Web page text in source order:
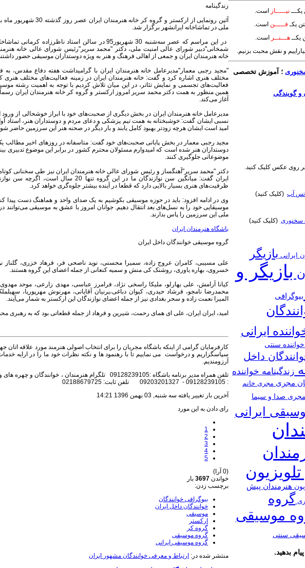
زندگینامه
آئین رونمایی از ارکستر و
ملی در تماشاخانه ایرانشهر برگزار شد.
در این مراسم که عصر سه‌شنبه 30 شهریور95 در سالن استاد
شمخانی"دبیر شورای عالی امنیت ملی، دکتر "محمد سریر"رئیس شورای عالی خانه
خانه هنرمندان ایران و جمعی از اهالی فرهنگ و هنر به ویژه دوستداران موسیقی حضور
"مجید رجبی معمار"مدیرعامل خانه هنرمندان ایران با گرامیداشت هفته دفاع مقدس، به
مختلف هنری اشاره کرد و گفت: خانه هنرمندان ایران در زمینه فعالیت‌های مختلف هنری
فعالیت‌های تجسمی و نمایش تئاتر، در این میان تلاش کردیم با توجه به اهمیت رشته
همین منظور به همت دکتر محمد سریر امروز ارکستر و گروه کر خانه هنرمندان ایران
آغاز می‌کند.
مدیرعامل خانه هنرمندان ایران در بخش دیگری از صحبت‌های خود با ابراز خوشحالی از
نسبی ایشان گفت: خوشبختانه به همت تیم پزشکی و دعای مردم و دوستداران هنر، استاد
امید است ایشان هرچه زودتر بهبود کامل یابند و بار دیگر در صحنه هنر این سرزمین حاضر
مجید رجبی معمار در بخش پایانی صحبت‌های خود گفت: متاسفانه در روزهای اخیر مطالب
دوستداران هنر شده است که امیدوارم مسئولان محترم کشور در برابر این موضوع تدبیری
موضوعاتی جلوگیری کنند.
دکتر "محمد سریر"آهنگساز و رئیس شورای عالی خانه هنرمندان ایران نیز طی سخنانی
ایران گفت: میانگین سن نوازندگان ما در این گروه
ظرفیت‌های هنری بسیار بالایی دارد که قطعا در آینده بیشتر جلوه‌گری خواهد کرد.
وی در ادامه افزود: باید در حوزه موسیقی بکوشیم به یک صدای واحد و هماهنگ دست پیدا
موسیقایی خود را به نسل‌های بعد انتقال دهیم. جوانان امروز با عشق به موسیقی می‌توانند
ملی این سرزمین را پاس بدارند.
باشگاه هنرمندان ایران
گروه موسیقی خوانندگان داخل ایران
علی مسیبی، کامران عروج زاده، سمیرا محسنی، نوید ناصحی فر، فرهاد خزری، گلناز
خسروی، بهاره یاوری، روشنک کی منش و سمیه کنعانی از جمله اعضای این گروه هستند.
کیانا آرامش، علی بهارلو، ملیکا راسخی نژاد، فرامرز عباسی، مهدی زارعی، موحد
محمدرضا نامجو، فرشاد حیدری، کیوان دباغی،پرنیان آقایانی، مهرنوش مهرپوریا،
المیرا نعمت زاده و سحر بغدادی نیز از جمله اعضای نوازندگان این ارکستر به شمار می‌آیند.
امید، ایران ایران، علی ای همای رحمت، شیرین و فرهاد از جمله قطعاتی بود که به رهبری
کارفرمایان گرامی از اینکه باشگاه مجریان را برای انتخاب اصولی هنرمند مورد علاقه اتان
سپاسگزاریم و درخواست می نماییم تا با رهنمود ها و نکته نظرات خود ما را در ارایه خدمات
آرزومندیم.
: 09128239105 - 09203201327 تلفن ثابت: 02188679725
آخرین بار تغییر یافته سه شنبه, 03 بهمن 1396 14:21
رای دادن به این مورد
1
2
3
4
5
(0 آرا)
خواندن 3697بار
برچسب زدن:
بیوگرافی خوانندگان
خوانندگان داخل ایران
موسیقی
ارکستر
گروه کر
گروه موسیقی
گروه موسیقی ایرانی
منتشر شده در: ارتباط و معرفی خوانندگان مشهور ایران
نیـــــاز
است.
یکـ فـــــن است.
یکــهـــنــر
است.
و نقش محبت بزنیم.
؛ آموزش تخصصی
روی عکس کلیک کنید.
آپ(کلیک کنید)
سخنوری(کلیک کنید)
ایرانی بازیگر
بازیگر و
بیوگرافی
ایرانی
خواننده سنتی
داخل
زندگینامه خواننده
مجری مجری خانم
مجری صدا و سیما
ایرانی
هنرمندان پیش
گروه
موسیقی
سنتی
بدهید.